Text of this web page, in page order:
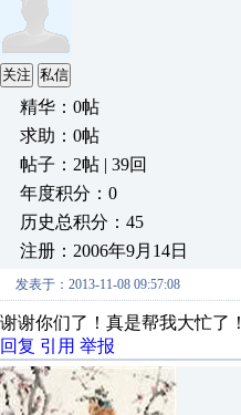
关注 私信
精华：0帖
求助：0帖
帖子：2帖 | 39回
年度积分：0
历史总积分：45
注册：2006年9月14日
发表于：2013-11-08 09:57:08
谢谢你们了！真是帮我大忙了！
回复 引用 举报